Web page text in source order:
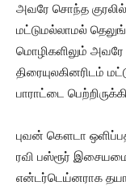
அவரே சொந்த குரலில்
மட்டுமல்லாமல்
மொழிகளிலும் அவரே
திரையுலகினரிடம்
பாராட்டை
புவன் கௌடா
ரவி பஸ்ரூர்
என்டர்டெய்னராக